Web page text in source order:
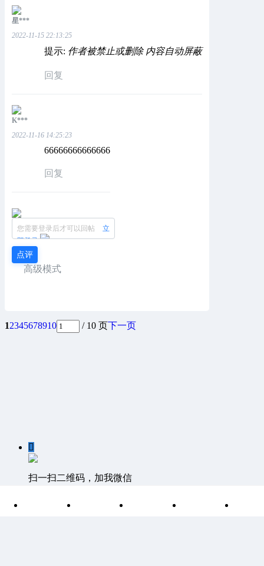
星***
2022-11-15 22:13:25
提示: 作者被禁止或删除 内容自动屏蔽
回复
K***
2022-11-16 14:25:23
66666666666666
回复
您需要登录后才可以回帖
立
即登录
点评
高级模式
12345678910 / 10 页下一页

扫一扫二维码，加我微信